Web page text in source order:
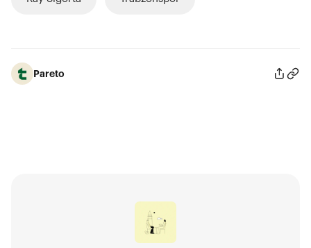
Pareto